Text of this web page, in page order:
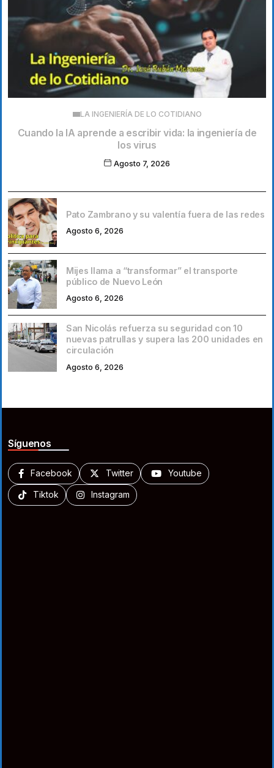
LA INGENIERÍA DE LO COTIDIANO
Cuando la IA aprende a escribir vida: la ingeniería de
los virus
Agosto 7, 2026
Pato Zambrano y su valentía fuera de las redes
Agosto 6, 2026
Mijes llama a “transformar” el transporte
público de Nuevo León
Agosto 6, 2026
San Nicolás refuerza su seguridad con 10
nuevas patrullas y supera las 200 unidades en
circulación
Agosto 6, 2026
Síguenos
Facebook Twitter Youtube
Tiktok Instagram